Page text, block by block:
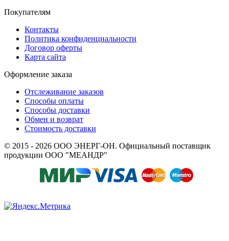
Покупателям
Контакты
Политика конфиденциальности
Договор оферты
Карта сайта
Оформление заказа
Отслеживание заказов
Способы оплаты
Способы доставки
Обмен и возврат
Стоимость доставки
© 2015 - 2026 ООО ЭНЕРГ-ОН. Официальный поставщик
продукции ООО "МЕАНДР"